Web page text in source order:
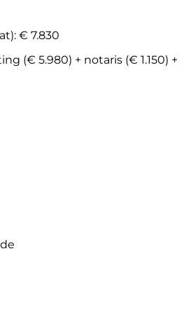
€ 7.830
(€ 5.980) + notaris (€ 1.150) +